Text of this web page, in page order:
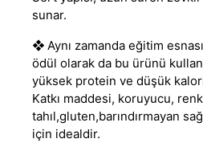
sunar.
❖ Aynı zamanda eğitim
ödül olarak da bu ürünü
yüksek protein ve düşük
Katkı maddesi, koruyucu,
tahıl,gluten,barındırmayan
için idealdir.